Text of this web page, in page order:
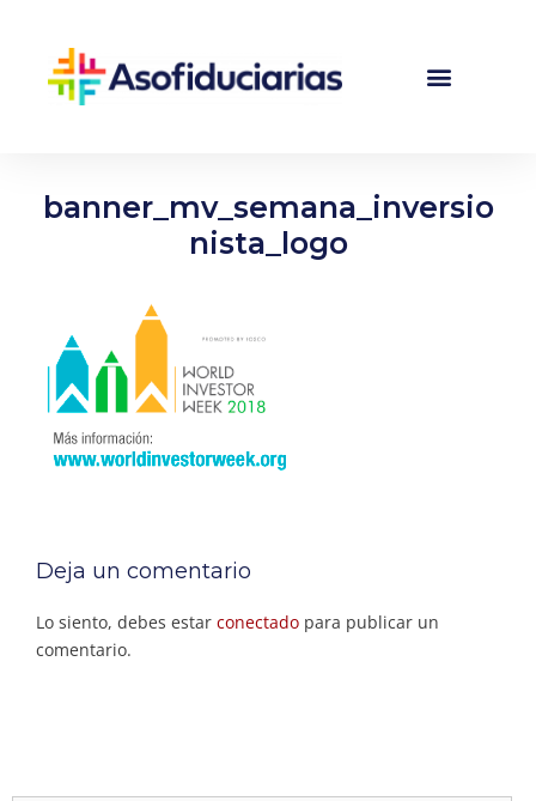
banner_mv_semana_inversio
nista_logo
Deja un comentario
Lo siento, debes estar conectado para publicar un
comentario.